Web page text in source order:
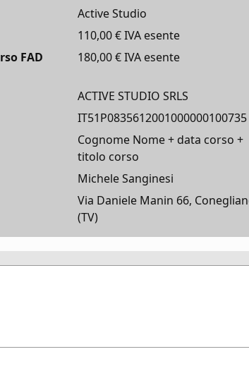
Active Studio
110,00 € IVA esente
FAD
180,00 € IVA esente
ACTIVE STUDIO SRLS
IT51P0835612001000000100735
Cognome Nome + data corso +
titolo corso
Michele Sanginesi
Via Daniele Manin 66,
(TV)